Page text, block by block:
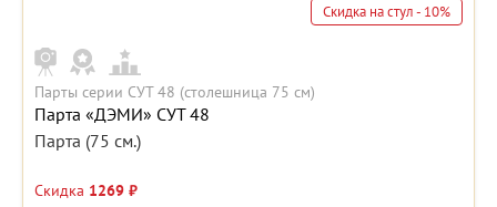
Скидка на стул - 10%
Парты серии СУТ 48 (столешница 75 см)
Парта «ДЭМИ» СУТ 48
Парта (75 см.)
Скидка 1269 ₽